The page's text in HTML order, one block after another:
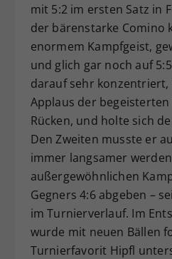
mit 5:2 im ersten Satz in
der bärenstarke Comino
enormem Kampfgeist,
und glich gar noch auf
darauf sehr
Applaus der
Rücken, und holte sich
Den Zweiten musste er
immer langsamer
außergewöhnlichen
Gegners 4:6 abgeben –
im Turnierverlauf. Im
wurde mit neuen Bällen
Turnierfavorit Hipfl